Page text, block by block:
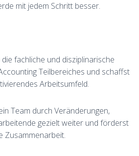
mit jedem Schritt besser.
fachliche und disziplinarische
Teilbereiches und schaffst
Arbeitsumfeld.
Team durch Veränderungen,
gezielt weiter und förderst
Zusammenarbeit.